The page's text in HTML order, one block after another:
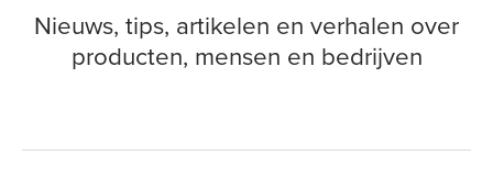
Nieuws, tips, artikelen en verhalen over
producten, mensen en bedrijven